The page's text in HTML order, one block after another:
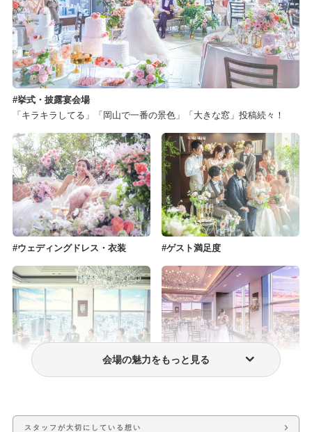
挙式・披露宴会場
「キラキラしてる」「岡山で一番の景色」「大きな窓」投稿続々！
ウェディングドレス・衣装 ゲスト満足度
少人数結婚式 費用・プラン料金
会場の魅力をもっと見る
スタッフが大切にしている想い